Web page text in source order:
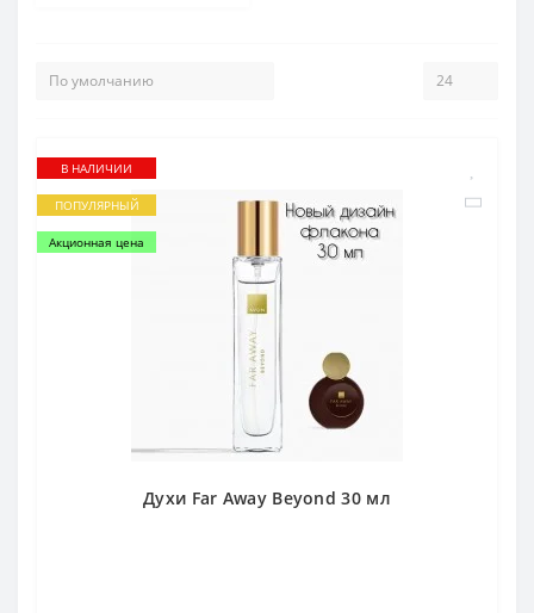
В НАЛИЧИИ
ПОПУЛЯРНЫЙ
Акционная цена
Духи Far Away Beyond 30 мл